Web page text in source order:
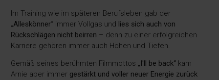
Im Training wie im späteren Berufsleben gab der
„Alleskönner“ immer Vollgas und lies sich auch von
Rückschlägen nicht beirren – denn zu einer erfolgreichen
Karriere gehören immer auch Höhen und Tiefen.
Gemäß seines berühmten Filmmottos „I'll be back“ kam
Arnie aber immer gestärkt und voller neuer Energie zurück